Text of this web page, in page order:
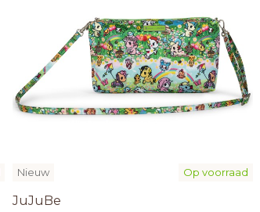
Op voorraad
Nieuw
JuJuBe